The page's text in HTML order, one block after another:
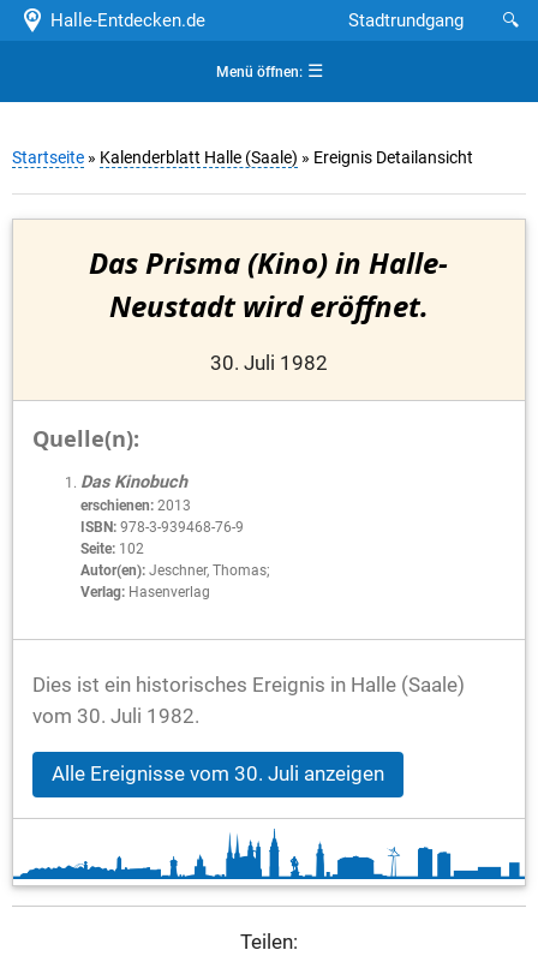
Halle-Entdecken.de 🔍
Stadtrundgang
Menü öffnen:☰
Startseite » Kalenderblatt Halle (Saale) » Ereignis Detailansicht
Das Prisma (Kino) in Halle-
Neustadt wird eröffnet.
30. Juli 1982
Quelle(n):
Das Kinobuch
erschienen: 2013
ISBN: 978-3-939468-76-9
Seite: 102
Autor(en): Jeschner, Thomas;
Verlag: Hasenverlag
Dies ist ein historisches Ereignis in Halle (Saale)
vom 30. Juli 1982.
Alle Ereignisse vom 30. Juli anzeigen
Teilen: